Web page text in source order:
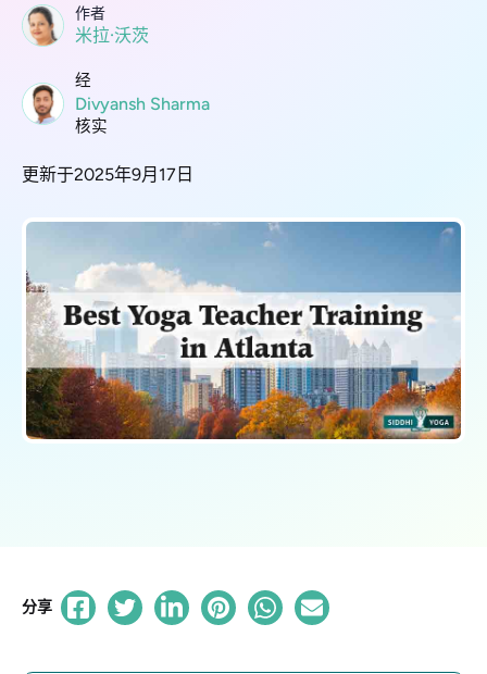
作者
米拉·沃茨
经
Divyansh Sharma
核实
更新于2025年9月17日
分享